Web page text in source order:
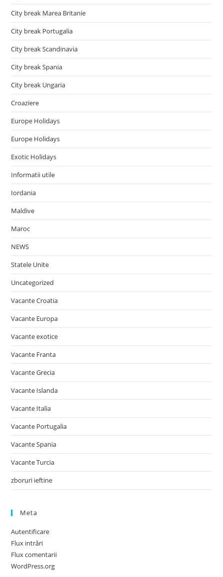
City break Marea Britanie
City break Portugalia
City break Scandinavia
City break Spania
City break Ungaria
Croaziere
Europe Holidays
Europe Holidays
Exotic Holidays
Informatii utile
Iordania
Maldive
Maroc
NEWS
Statele Unite
Uncategorized
Vacante Croatia
Vacante Europa
Vacante exotice
Vacante Franta
Vacante Grecia
Vacante Islanda
Vacante Italia
Vacante Portugalia
Vacante Spania
Vacante Turcia
zboruri ieftine
Meta
Autentificare
Flux intrări
Flux comentarii
WordPress.org